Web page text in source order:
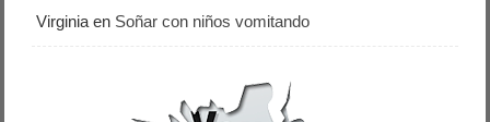
Virginia en Soñar con niños vomitando